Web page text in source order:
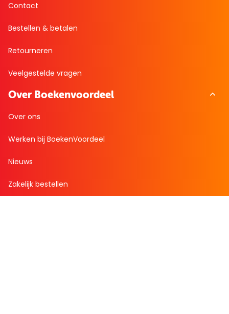
Contact
Bestellen & betalen
Retourneren
Veelgestelde vragen
Over Boekenvoordeel
Over ons
Werken bij BoekenVoordeel
Nieuws
Zakelijk bestellen